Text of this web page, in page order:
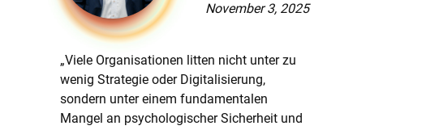
November 3, 2025
„Viele Organisationen litten nicht unter zu
wenig Strategie oder Digitalisierung,
sondern unter einem fundamentalen
Mangel an psychologischer Sicherheit und